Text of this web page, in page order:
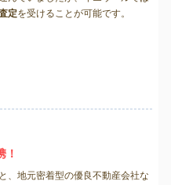
定を受けることが可能です。
！
、地元密着型の優良不動産会社な